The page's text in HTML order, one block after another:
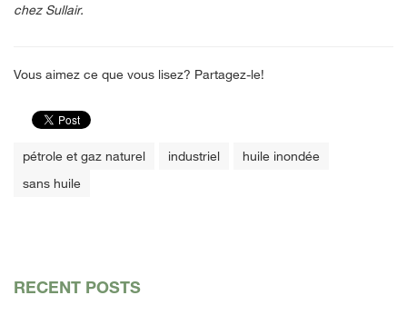
chez Sullair.
Vous aimez ce que vous lisez? Partagez-le!
pétrole et gaz naturel industriel
huile inondée
sans huile
RECENT POSTS